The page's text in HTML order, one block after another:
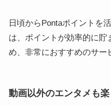
日頃からPontaポイントを
は、ポイントが効率的に貯
め、非常におすすめのサー
動画以外のエンタメも